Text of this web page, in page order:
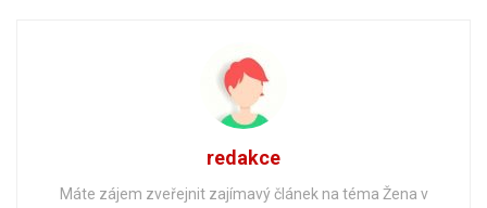
redakce
Máte zájem zveřejnit zajímavý článek na téma Žena v